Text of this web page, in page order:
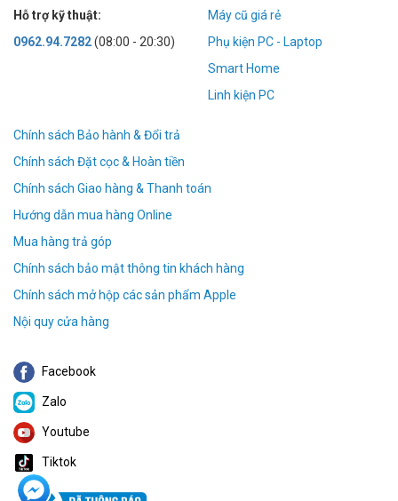
Hỗ trợ kỹ thuật:
0962.94.7282(08:00 - 20:30)
Máy cũ giá rẻ
Phụ kiện PC - Laptop
Smart Home
Linh kiện PC
Chính sách Bảo hành & Đổi trả
Chính sách Đặt cọc & Hoàn tiền
Chính sách Giao hàng & Thanh toán
Hướng dẫn mua hàng Online
Mua hàng trả góp
Chính sách bảo mật thông tin khách hàng
Chính sách mở hộp các sản phẩm Apple
Nội quy cửa hàng
Facebook
Zalo
Youtube
Tiktok